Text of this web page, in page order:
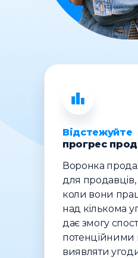
Відстежуйте
прогрес
Воронка
для
коли вони
над кількома
дає змогу
потенційними
виявляти